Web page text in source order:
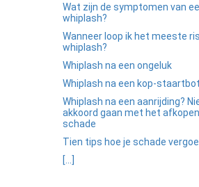
Wat zijn de symptomen van
whiplash?
Wanneer loop ik het meeste
whiplash?
Whiplash na een ongeluk
Whiplash na een kop-
Whiplash na een aanrijding?
akkoord gaan met het
schade
Tien tips hoe je schade
[...]